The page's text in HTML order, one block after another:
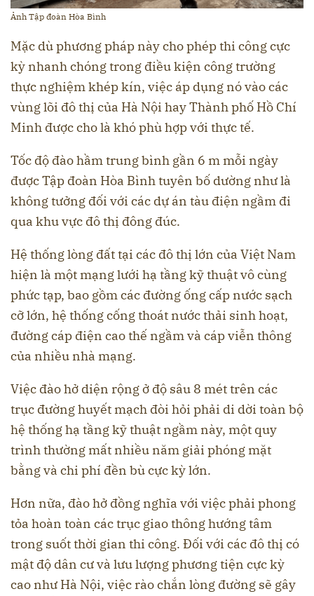
Ảnh Tập đoàn Hòa Bình
Mặc dù phương pháp này cho phép thi công cực
kỳ nhanh chóng trong điều kiện công trường
thực nghiệm khép kín, việc áp dụng nó vào các
vùng lõi đô thị của Hà Nội hay Thành phố Hồ Chí
Minh được cho là khó phù hợp với thực tế.
Tốc độ đào hầm trung bình gần 6 m mỗi ngày
được Tập đoàn Hòa Bình tuyên bố dường như là
không tưởng đối với các dự án tàu điện ngầm đi
qua khu vực đô thị đông đúc.
Hệ thống lòng đất tại các đô thị lớn của Việt Nam
hiện là một mạng lưới hạ tầng kỹ thuật vô cùng
phức tạp, bao gồm các đường ống cấp nước sạch
cỡ lớn, hệ thống cống thoát nước thải sinh hoạt,
đường cáp điện cao thế ngầm và cáp viễn thông
của nhiều nhà mạng.
Việc đào hở diện rộng ở độ sâu 8 mét trên các
trục đường huyết mạch đòi hỏi phải di dời toàn bộ
hệ thống hạ tầng kỹ thuật ngầm này, một quy
trình thường mất nhiều năm giải phóng mặt
bằng và chi phí đền bù cực kỳ lớn.
Hơn nữa, đào hở đồng nghĩa với việc phải phong
tỏa hoàn toàn các trục giao thông hướng tâm
trong suốt thời gian thi công. Đối với các đô thị có
mật độ dân cư và lưu lượng phương tiện cực kỳ
cao như Hà Nội, việc rào chắn lòng đường sẽ gây